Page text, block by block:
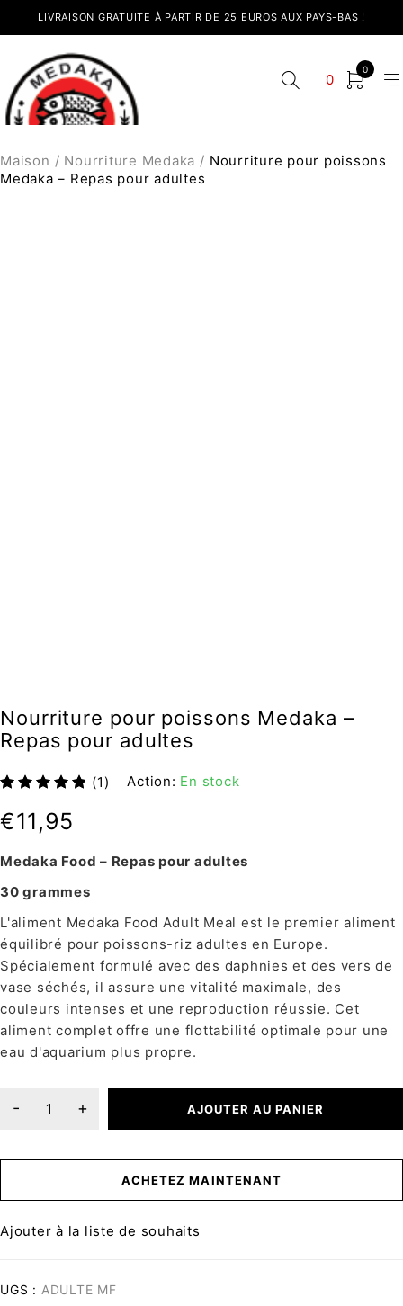
LIVRAISON GRATUITE À PARTIR DE 25 EUROS AUX PAYS-BAS !
0
0
Maison / Nourriture Medaka / Nourriture pour poissons
Medaka – Repas pour adultes
Nourriture pour poissons Medaka –
Repas pour adultes
(1) Action: En stock
Medaka Food – Repas pour adultes
30 grammes
L'aliment Medaka Food Adult Meal est le premier aliment
équilibré pour poissons-riz adultes en Europe.
Spécialement formulé avec des daphnies et des vers de
vase séchés, il assure une vitalité maximale, des
couleurs intenses et une reproduction réussie. Cet
aliment complet offre une flottabilité optimale pour une
eau d'aquarium plus propre.
€11,95
AJOUTER AU PANIER
ACHETEZ MAINTENANT
Ajouter à la liste de souhaits
UGS : ADULTE MF